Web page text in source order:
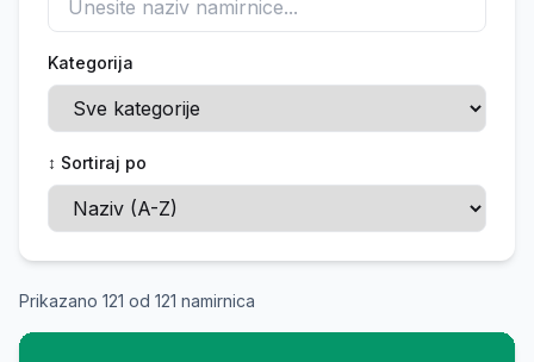
Kategorija
↕️ Sortiraj po
Prikazano 121 od 121 namirnica